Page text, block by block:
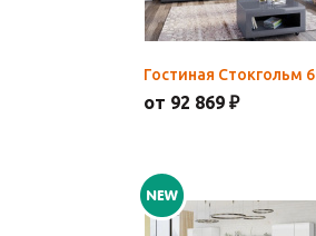
Гостиная Стокгольм 6
от 92 869 ₽